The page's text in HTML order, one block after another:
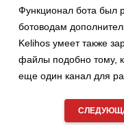
Функционал бота был
ботоводам
Kelihos умеет также
файлы подобно тому,
еще один канал для